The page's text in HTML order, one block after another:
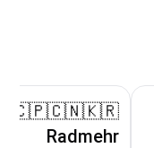
Radmehr